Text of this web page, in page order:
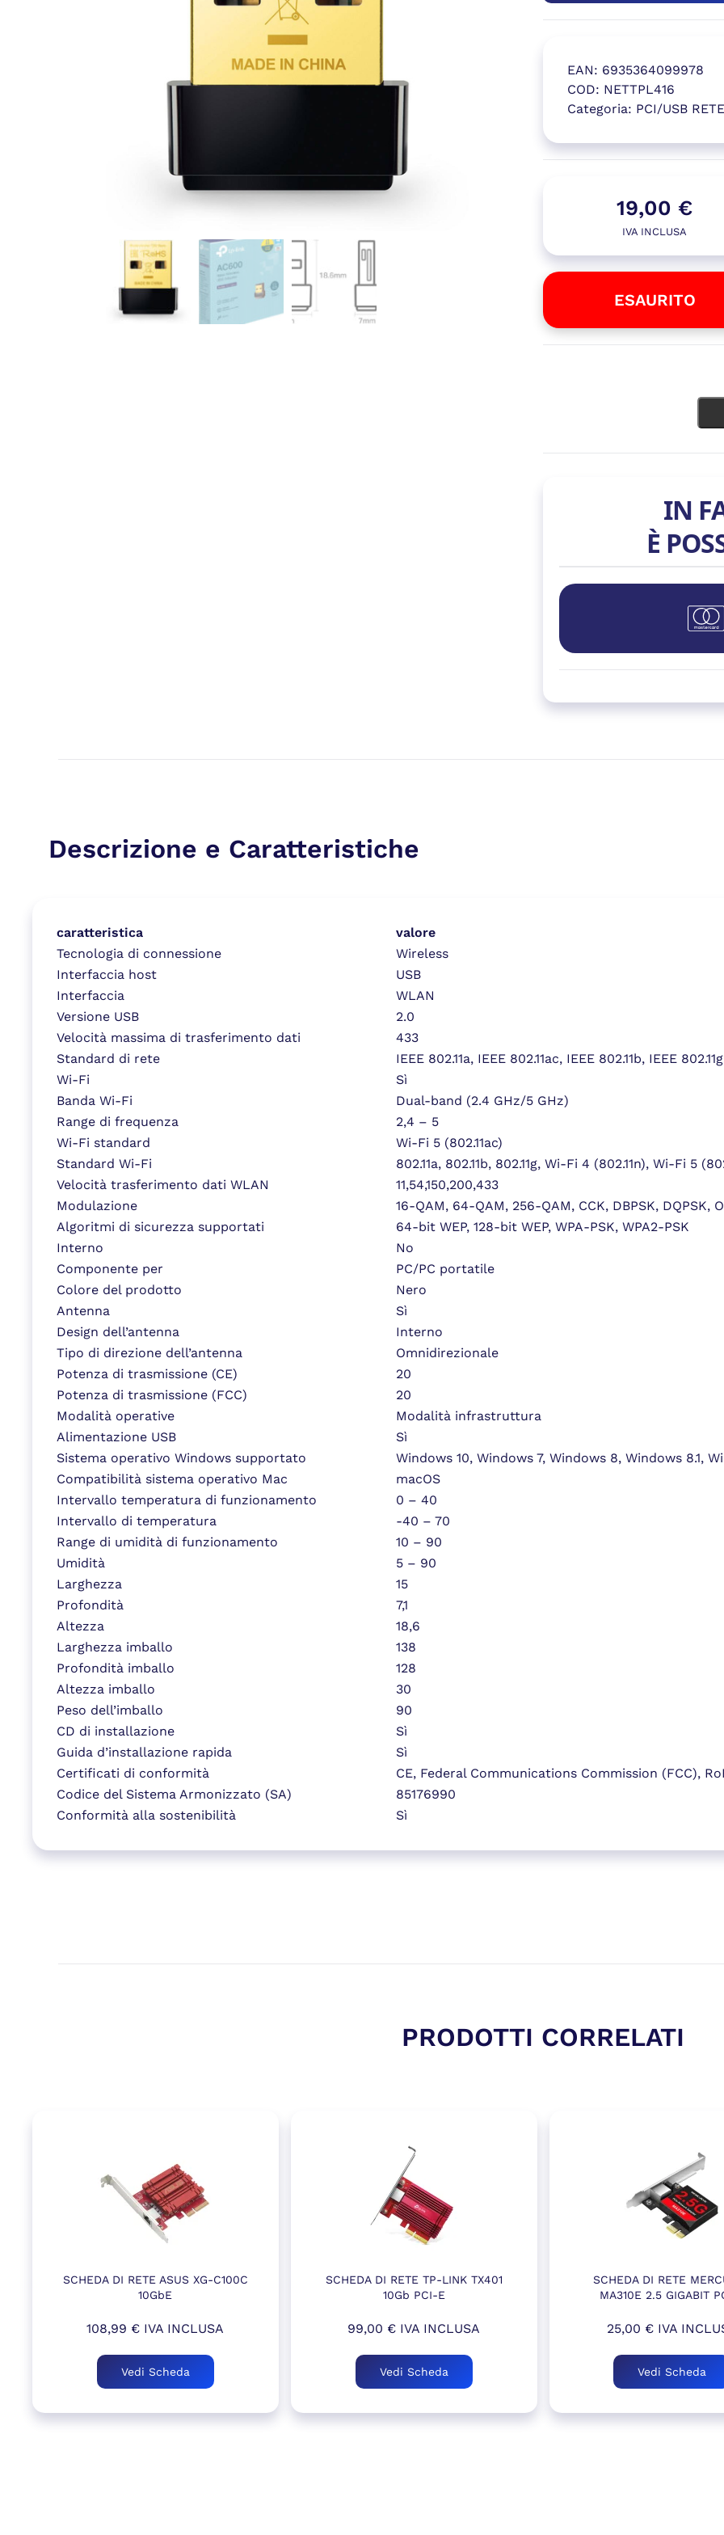
EAN: 6935364099978
COD: NETTPL416
Categoria: PCI/USB RETE
(si apre in
19,00 €
IVA INCLUSA
ESAURITO
IN
È
Descrizione e Caratteristiche
caratteristica
valore
Tecnologia di connessione
Wireless
Interfaccia host
USB
Interfaccia
WLAN
Versione USB
2.0
Velocità massima di trasferimento dati
433
Standard di rete
IEEE 802.11a, IEEE 802.11ac, IEEE 802.11b, IEEE
Wi-Fi
Sì
Banda Wi-Fi
Dual-band (2.4 GHz/5 GHz)
Range di frequenza
2,4 – 5
Wi-Fi standard
Wi-Fi 5 (802.11ac)
Standard Wi-Fi
802.11a, 802.11b, 802.11g, Wi-Fi 4 (802.11n), Wi-Fi 5
Velocità trasferimento dati WLAN
11,54,150,200,433
Modulazione
16-QAM, 64-QAM, 256-QAM, CCK, DBPSK, DQPSK,
Algoritmi di sicurezza supportati
64-bit WEP, 128-bit WEP, WPA-PSK, WPA2-PSK
Interno
No
Componente per
PC/PC portatile
Colore del prodotto
Nero
Antenna
Sì
Design dell’antenna
Interno
Tipo di direzione dell’antenna
Omnidirezionale
Potenza di trasmissione (CE)
20
Potenza di trasmissione (FCC)
20
Modalità operative
Modalità infrastruttura
Alimentazione USB
Sì
Sistema operativo Windows supportato
Windows 10, Windows 7, Windows 8, Windows 8.1,
Compatibilità sistema operativo Mac
macOS
Intervallo temperatura di funzionamento
0 – 40
Intervallo di temperatura
-40 – 70
Range di umidità di funzionamento
10 – 90
Umidità
5 – 90
Larghezza
15
Profondità
7,1
Altezza
18,6
Larghezza imballo
138
Profondità imballo
128
Altezza imballo
30
Peso dell’imballo
90
CD di installazione
Sì
Guida d’installazione rapida
Sì
Certificati di conformità
CE, Federal Communications Commission (FCC),
Codice del Sistema Armonizzato (SA)
85176990
Conformità alla sostenibilità
Sì
PRODOTTI CORRELATI
SCHEDA DI RETE ASUS XG-C100C
10GbE
108,99 € IVA INCLUSA
Vedi Scheda
SCHEDA DI RETE TP-LINK TX401
10Gb PCI-E
99,00 € IVA INCLUSA
Vedi Scheda
SCHEDA DI RETE
MA310E 2.5 GIGABIT
25,00 €IVA
Vedi Scheda